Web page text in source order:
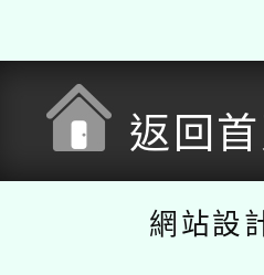
返回
網站設